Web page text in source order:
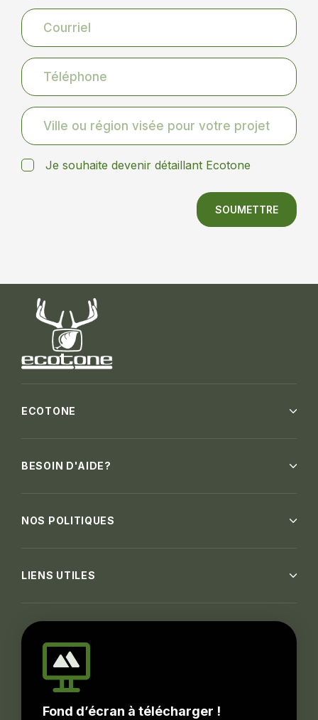
Je souhaite devenir détaillant Ecotone
SOUMETTRE
ECOTONE
BESOIN D'AIDE?
NOS POLITIQUES
LIENS UTILES
Fond d’écran à télécharger !